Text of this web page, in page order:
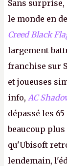
Sans
le monde en
Creed Black
largement
franchise sur
et joueuses
info, AC
dépassé les
beaucoup
qu'Ubisoft
lendemain,